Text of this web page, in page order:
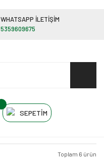
WHATSAPP İLETİŞİM
5359609675
SEPETİM
Toplam 6 ürün